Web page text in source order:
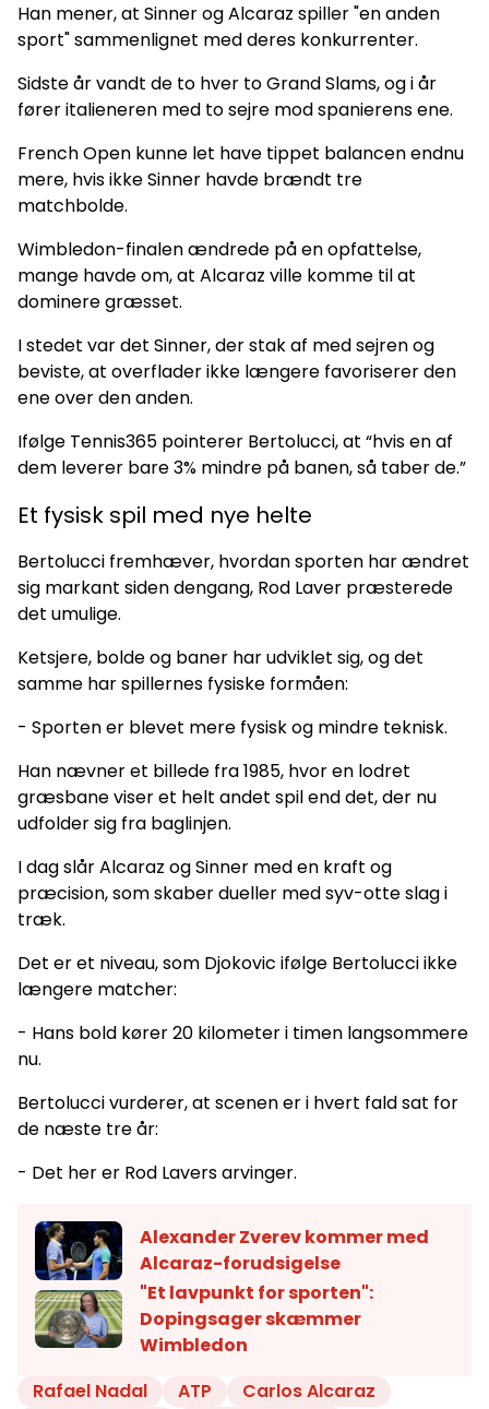
Han mener, at Sinner og Alcaraz spiller "en anden
sport" sammenlignet med deres konkurrenter.
Sidste år vandt de to hver to Grand Slams, og i år
fører italieneren med to sejre mod spanierens ene.
French Open kunne let have tippet balancen endnu
mere, hvis ikke Sinner havde brændt tre
matchbolde.
Wimbledon-finalen ændrede på en opfattelse,
mange havde om, at Alcaraz ville komme til at
dominere græsset.
I stedet var det Sinner, der stak af med sejren og
beviste, at overflader ikke længere favoriserer den
ene over den anden.
Ifølge Tennis365 pointerer Bertolucci, at “hvis en af
dem leverer bare 3% mindre på banen, så taber de.”
Et fysisk spil med nye helte
Bertolucci fremhæver, hvordan sporten har ændret
sig markant siden dengang, Rod Laver præsterede
det umulige.
Ketsjere, bolde og baner har udviklet sig, og det
samme har spillernes fysiske formåen:
- Sporten er blevet mere fysisk og mindre teknisk.
Han nævner et billede fra 1985, hvor en lodret
græsbane viser et helt andet spil end det, der nu
udfolder sig fra baglinjen.
I dag slår Alcaraz og Sinner med en kraft og
præcision, som skaber dueller med syv-otte slag i
træk.
Det er et niveau, som Djokovic ifølge Bertolucci ikke
længere matcher:
- Hans bold kører 20 kilometer i timen langsommere
nu.
Bertolucci vurderer, at scenen er i hvert fald sat for
de næste tre år:
- Det her er Rod Lavers arvinger.
Alexander Zverev kommer med
Alcaraz-forudsigelse
"Et lavpunkt for sporten":
Dopingsager skæmmer
Wimbledon
Rafael Nadal
ATP
Carlos Alcaraz